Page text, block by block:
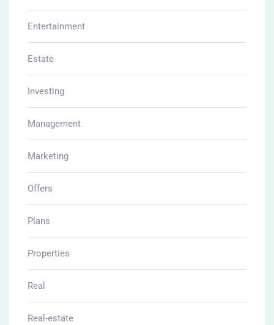
Entertainment
Estate
Investing
Management
Marketing
Offers
Plans
Properties
Real
Real-estate